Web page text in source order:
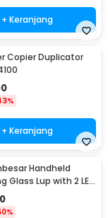
+ Keranjang
Copier Duplicator
+ Keranjang
Handheld
Glass Lup with 2 LED
MG6B-2